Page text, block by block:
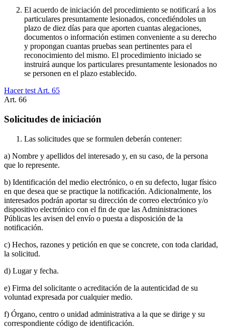
El acuerdo de iniciación del procedimiento se notificará a los
particulares presuntamente lesionados, concediéndoles un
plazo de diez días para que aporten cuantas alegaciones,
documentos o información estimen conveniente a su derecho
y propongan cuantas pruebas sean pertinentes para el
reconocimiento del mismo. El procedimiento iniciado se
instruirá aunque los particulares presuntamente lesionados no
se personen en el plazo establecido.
Hacer test Art. 65
Art. 66
Solicitudes de iniciación
Las solicitudes que se formulen deberán contener:
a) Nombre y apellidos del interesado y, en su caso, de la persona
que lo represente.
b) Identificación del medio electrónico, o en su defecto, lugar físico
en que desea que se practique la notificación. Adicionalmente, los
interesados podrán aportar su dirección de correo electrónico y/o
dispositivo electrónico con el fin de que las Administraciones
Públicas les avisen del envío o puesta a disposición de la
notificación.
c) Hechos, razones y petición en que se concrete, con toda claridad,
la solicitud.
d) Lugar y fecha.
e) Firma del solicitante o acreditación de la autenticidad de su
voluntad expresada por cualquier medio.
f) Órgano, centro o unidad administrativa a la que se dirige y su
correspondiente código de identificación.